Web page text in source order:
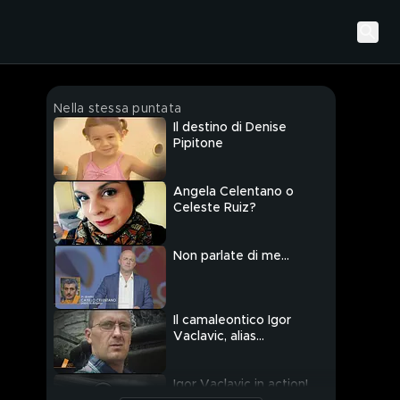
Nella stessa puntata
Il destino di Denise
Pipitone
Angela Celentano o
Celeste Ruiz?
Non parlate di me...
Il camaleontico Igor
Vaclavic, alias
Igor Vaclavic in action!